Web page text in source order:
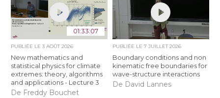
01:33:07
PUBLIÉE LE3 AOÛT 2026
New mathematics and
statistical physics for climate
extremes: theory, algorithms
and applications - Lecture 3
De Freddy Bouchet
PUBLIÉE LE 7 JUILLET 2026
Boundary conditions and non
kinematic free boundaries for
wave-structure interactions
De David Lannes